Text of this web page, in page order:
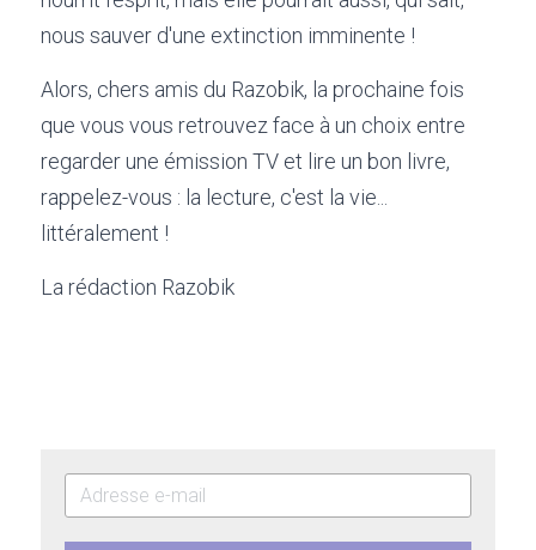
nous sauver d'une extinction imminente !
Alors, chers amis du Razobik, la prochaine fois
que vous vous retrouvez face à un choix entre
regarder une émission TV et lire un bon livre,
rappelez-vous : la lecture, c'est la vie...
littéralement !
La rédaction Razobik